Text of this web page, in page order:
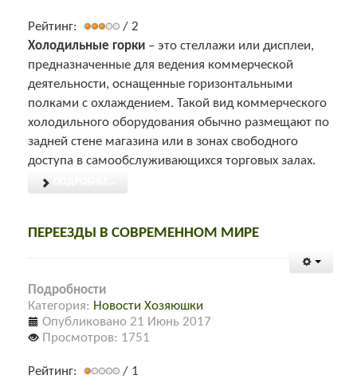
Рейтинг:
/ 2
Холодильные горки – это стеллажи или дисплеи,
предназначенные для ведения коммерческой
деятельности, оснащенные горизонтальными
полками с охлаждением. Такой вид коммерческого
холодильного оборудования обычно размещают по
задней стене магазина или в зонах свободного
доступа в самообслуживающихся торговых залах.
ПЕРЕЕЗДЫ В СОВРЕМЕННОМ МИРЕ
Подробности
Категория: Новости Хозяюшки
Опубликовано 21 Июнь 2017
Просмотров: 1751
Рейтинг:
/ 1